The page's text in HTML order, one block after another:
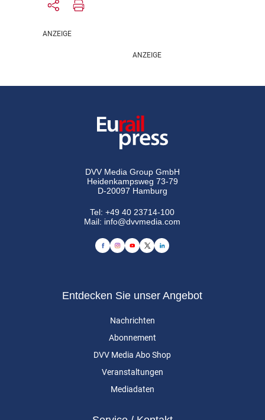
DVV Media Group GmbH
Heidenkampsweg 73-79
D-20097 Hamburg
Tel:+49 40 23714-100
Mail: info@dvvmedia.com
Entdecken Sie unser Angebot
Nachrichten
Abonnement
DVV Media Abo Shop
Veranstaltungen
Mediadaten